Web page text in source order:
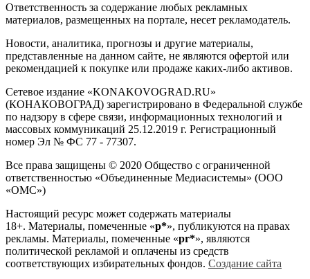
Ответственность за содержание любых рекламных
материалов, размещенных на портале, несет рекламодатель.
Новости, аналитика, прогнозы и другие материалы,
представленные на данном сайте, не являются офертой или
рекомендацией к покупке или продаже каких-либо активов.
Сетевое издание «KONAKOVOGRAD.RU»
(КОНАКОВОГРАД) зарегистрировано в Федеральной службе
по надзору в сфере связи, информационных технологий и
массовых коммуникаций 25.12.2019 г. Регистрационный
номер Эл № ФС 77 - 77307.
Все права защищены © 2020 Общество с ограниченной
ответственностью «Объединенные Медиасистемы» (ООО
«ОМС»)
Настоящий ресурс может содержать материалы
18+. Материалы, помеченные «р*», публикуются на правах
рекламы. Материалы, помеченные «рr*», являются
политической рекламой и оплачены из средств
соответствующих избирательных фондов. Создание сайта